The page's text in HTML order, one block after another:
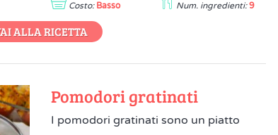
Costo: Basso Num. ingredienti: 9
ALLA RICETTA
Pomodori gratinati
I pomodori gratinati sono un piatto